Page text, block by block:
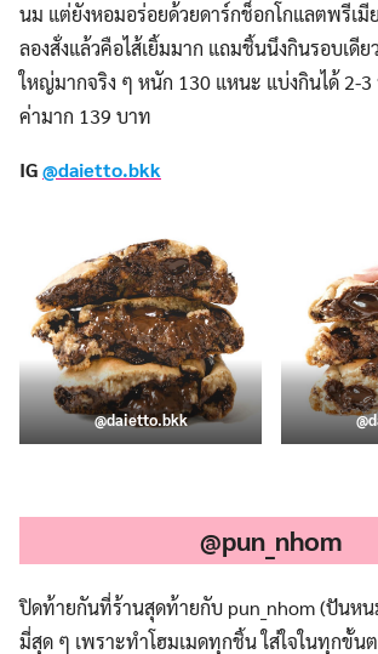
นม แต่ยังหอมอร่อยด้วยดาร์กช็อกโกแลตพรีเมี
ลองสั่งแล้วคือไส้เยิ้มมาก แถมชิ้นนึงกินรอบเดีย
ใหญ่มากจริง ๆ หนัก 130 แหนะ แบ่งกินได้ 2-3
ค่ามาก 139 บาท
IG@daietto.bkk
@daietto.bkk
@pun_nhom
ปิดท้ายกันที่ร้านสุดท้ายกับ pun_nhom (ปันหน
มี่สุด ๆ เพราะทำโฮมเมดทุกชิ้น ใส่ใจในทุกขั้น